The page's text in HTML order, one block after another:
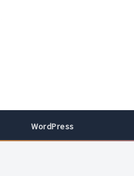
WordPress